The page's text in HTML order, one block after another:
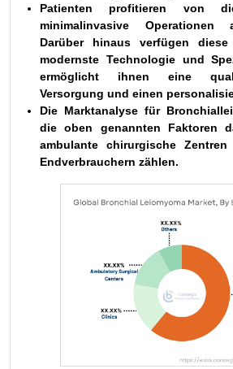
Patienten profitieren von
minimalinvasive Operationen
Darüber hinaus verfügen
modernste Technologie und
ermöglicht ihnen eine
Versorgung und einen
Die Marktanalyse für
die oben genannten Faktoren
ambulante chirurgische
Endverbrauchern zählen.